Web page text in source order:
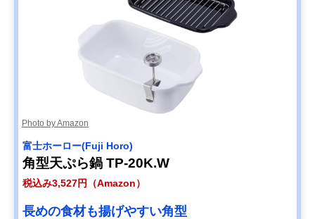
Photo by Amazon
‎富士ホーロー(Fuji Horo)
角型天ぷら鍋 TP-20K.W
税込み3,527円（Amazon）
長めの食材も揚げやすい角型